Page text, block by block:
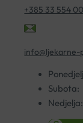
+385 33 554
Subota:
Nedjelja: